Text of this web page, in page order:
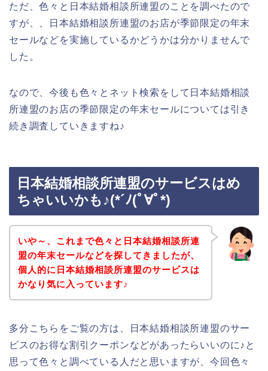
ただ、色々と日本結婚相談所連盟のことを調べたので
すが、、日本結婚相談所連盟のお店が季節限定の年末
セールなどを実施しているかどうかは分かりませんで
した。
なので、今後も色々とネット検索をして日本結婚相談
所連盟のお店の季節限定の年末セールについては引き
続き調査していきますね♪
日本結婚相談所連盟のサービスはめ
ちゃいいかも♪(*´ﾉ(ﾟ∀ﾟ*)
いや～、これまで色々と日本結婚相談所連
盟の年末セールなどを探してきましたが、
個人的に日本結婚相談所連盟のサービスは
かなり気に入っています♪
多分こちらをご覧の方は、日本結婚相談所連盟のサー
ビスのお得な割引クーポンなどがあったらいいのに♪と
思って色々と調べている人だと思いますが、今回色々